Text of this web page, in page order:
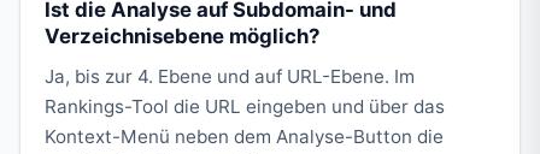
Ist die Analyse auf Subdomain- und
Verzeichnisebene möglich?
Ja, bis zur 4. Ebene und auf URL-Ebene. Im
Rankings-Tool die URL eingeben und über das
Kontext-Menü neben dem Analyse-Button die